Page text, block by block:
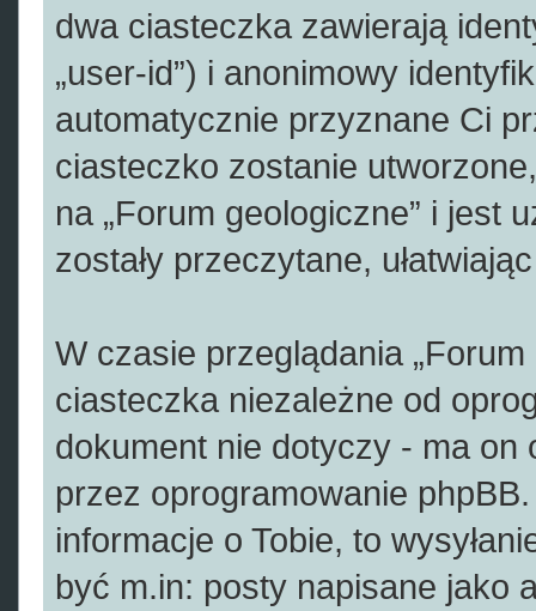
dwa ciasteczka zawierają
„user-id”) i anonimowy
automatycznie przyznane Ci
ciasteczko zostanie
na „Forum geologiczne” i jest
zostały przeczytane,
W czasie przeglądania
ciasteczka niezależne od
dokument nie dotyczy - ma
przez oprogramowanie
informacje o Tobie, to
być m.in: posty napisane jako